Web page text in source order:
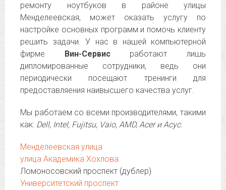
ремонту ноутбуков в районе улицы
Менделеевская, может оказать услугу по
настройке основных программ и помочь клиенту
решить задачи. У нас в нашей компьютерной
фирме Вин-Сервисработают лишь
дипломированные сотрудники, ведь они
периодически посещают тренинги для
предоставляения наивысшего качества услуг.
Мы работаем со всеми производителями, такими
как: Dell, Intel, Fujitsu, Vaio, AMD, Acer и Асус.
Менделеевская улица
улица Академика Хохлова
Ломоносовский проспект (дублер)
Университетский проспект